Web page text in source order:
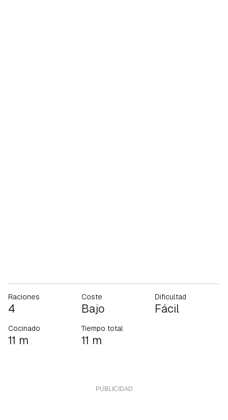
Raciones
4
Coste
Bajo
Dificultad
Fácil
Cocinado
11 m
Tiempo total
11 m